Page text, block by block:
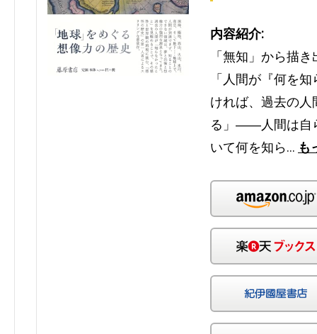
内容紹介:
「無知」から描
「人間が『何を
ければ、過去の
る」――人間は自
いて何を知ら… も